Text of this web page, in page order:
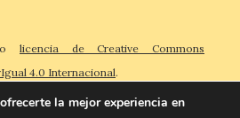
contó
presencia del
licencia de Creative Commons
4.0 Internacional.
la mejor experiencia en